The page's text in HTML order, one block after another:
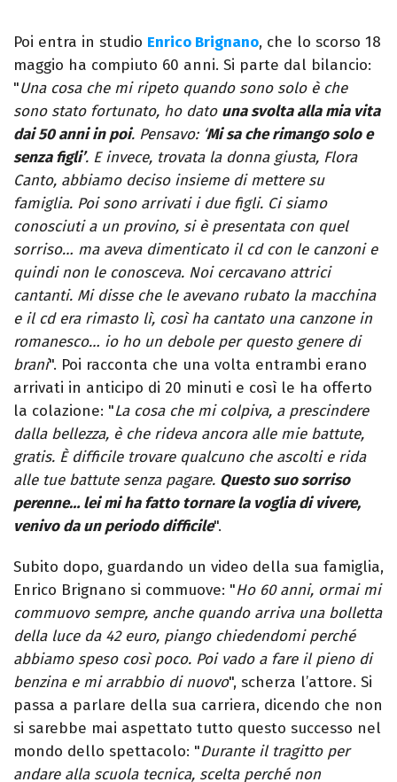
Poi entra in studio Enrico Brignano, che lo scorso 18
maggio ha compiuto 60 anni. Si parte dal bilancio:
"Una cosa che mi ripeto quando sono solo è che
sono stato fortunato, ho dato una svolta alla mia vita
dai 50 anni in poi. Pensavo: ‘Mi sa che rimango solo e
senza figli’. E invece, trovata la donna giusta, Flora
Canto, abbiamo deciso insieme di mettere su
famiglia. Poi sono arrivati i due figli. Ci siamo
conosciuti a un provino, si è presentata con quel
sorriso… ma aveva dimenticato il cd con le canzoni e
quindi non le conosceva. Noi cercavano attrici
cantanti. Mi disse che le avevano rubato la macchina
e il cd era rimasto lì, così ha cantato una canzone in
romanesco… io ho un debole per questo genere di
brani". Poi racconta che una volta entrambi erano
arrivati in anticipo di 20 minuti e così le ha offerto
la colazione: "La cosa che mi colpiva, a prescindere
dalla bellezza, è che rideva ancora alle mie battute,
gratis. È difficile trovare qualcuno che ascolti e rida
alle tue battute senza pagare. Questo suo sorriso
perenne… lei mi ha fatto tornare la voglia di vivere,
venivo da un periodo difficile".
Subito dopo, guardando un video della sua famiglia,
Enrico Brignano si commuove: "Ho 60 anni, ormai mi
commuovo sempre, anche quando arriva una bolletta
della luce da 42 euro, piango chiedendomi perché
abbiamo speso così poco. Poi vado a fare il pieno di
benzina e mi arrabbio di nuovo", scherza l’attore. Si
passa a parlare della sua carriera, dicendo che non
si sarebbe mai aspettato tutto questo successo nel
mondo dello spettacolo: "Durante il tragitto per
andare alla scuola tecnica, scelta perché non